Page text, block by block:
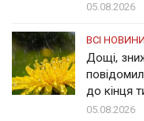
05.08.2026
ВСІ НОВИНИ
Дощі,
до кінця
05.08.2026